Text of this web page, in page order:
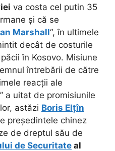
va costa cel putin 35
și că se
Marshall“, în ultimele
decât de costurile
în Kosovo. Misiune
întrebării de către
reacții ale
a uitat de promisiunile
astăzi Boris Elțîn
președintele chinez
de dreptul său de
de Securitateal